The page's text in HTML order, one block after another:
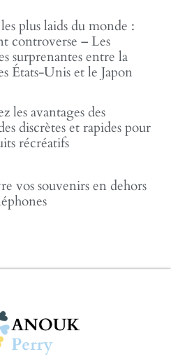
plus laids du monde :
controverse – Les
surprenantes entre la
États-Unis et le Japon
les avantages des
discrètes et rapides pour
récréatifs
vos souvenirs en dehors